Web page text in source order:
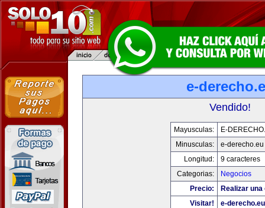
e-
Vendido!
Mayusculas:
E-
Minusculas:
e-derecho.eu
Longitud:
9 caracteres
Categorias:
Negocios
Precio:
Realizar
Visitar!
e-derecho.eu